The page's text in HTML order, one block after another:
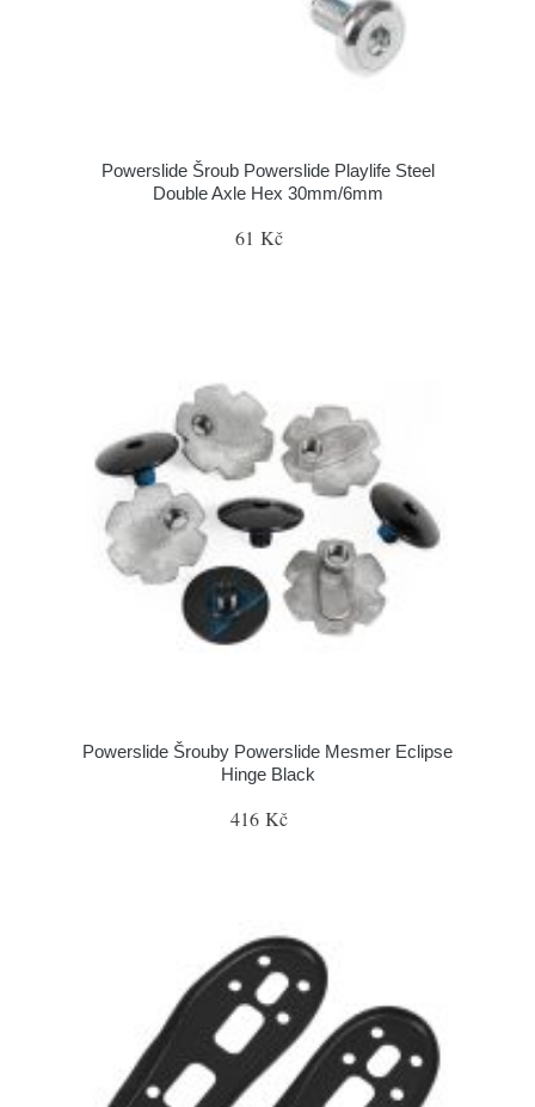
Powerslide Šroub Powerslide Playlife Steel
Double Axle Hex 30mm/6mm
61 Kč
Powerslide Šrouby Powerslide Mesmer Eclipse
Hinge Black
416 Kč